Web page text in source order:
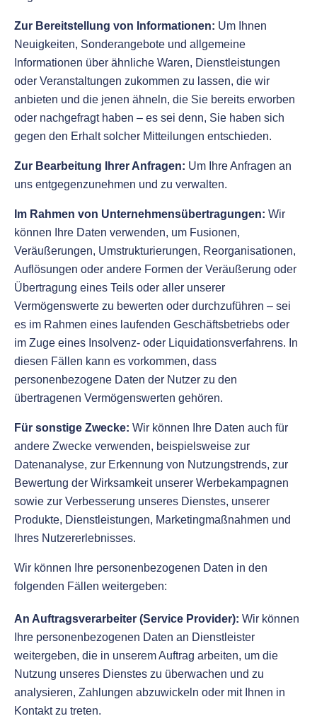
Zur Bereitstellung von Informationen: Um Ihnen
Neuigkeiten, Sonderangebote und allgemeine
Informationen über ähnliche Waren, Dienstleistungen
oder Veranstaltungen zukommen zu lassen, die wir
anbieten und die jenen ähneln, die Sie bereits erworben
oder nachgefragt haben – es sei denn, Sie haben sich
gegen den Erhalt solcher Mitteilungen entschieden.
Zur Bearbeitung Ihrer Anfragen: Um Ihre Anfragen an
uns entgegenzunehmen und zu verwalten.
Im Rahmen von Unternehmensübertragungen: Wir
können Ihre Daten verwenden, um Fusionen,
Veräußerungen, Umstrukturierungen, Reorganisationen,
Auflösungen oder andere Formen der Veräußerung oder
Übertragung eines Teils oder aller unserer
Vermögenswerte zu bewerten oder durchzuführen – sei
es im Rahmen eines laufenden Geschäftsbetriebs oder
im Zuge eines Insolvenz- oder Liquidationsverfahrens. In
diesen Fällen kann es vorkommen, dass
personenbezogene Daten der Nutzer zu den
übertragenen Vermögenswerten gehören.
Für sonstige Zwecke: Wir können Ihre Daten auch für
andere Zwecke verwenden, beispielsweise zur
Datenanalyse, zur Erkennung von Nutzungstrends, zur
Bewertung der Wirksamkeit unserer Werbekampagnen
sowie zur Verbesserung unseres Dienstes, unserer
Produkte, Dienstleistungen, Marketingmaßnahmen und
Ihres Nutzererlebnisses.
Wir können Ihre personenbezogenen Daten in den
folgenden Fällen weitergeben:
An Auftragsverarbeiter (Service Provider): Wir können
Ihre personenbezogenen Daten an Dienstleister
weitergeben, die in unserem Auftrag arbeiten, um die
Nutzung unseres Dienstes zu überwachen und zu
analysieren, Zahlungen abzuwickeln oder mit Ihnen in
Kontakt zu treten.